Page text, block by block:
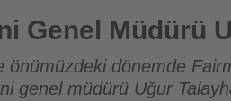
oldu
Genel Müdürü
önümüzdeki dönemde
genel müdürü Uğur